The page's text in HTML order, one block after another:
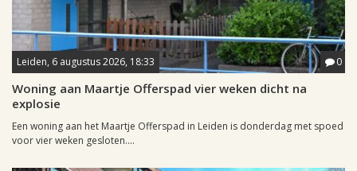
Leiden, 6 augustus 2026, 18:33 0
Woning aan Maartje Offerspad vier weken dicht na
explosie
Een woning aan het Maartje Offerspad in Leiden is donderdag met spoed
voor vier weken gesloten....